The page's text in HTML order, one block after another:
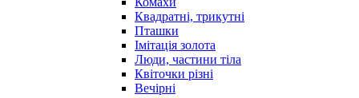
Квадратні, трикутні
Пташки
Імітація золота
Люди, частини тіла
Квіточки різні
Вечірні